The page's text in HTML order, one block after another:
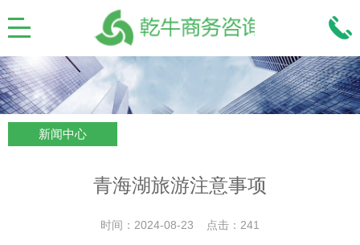
新闻中心
青海湖旅游注意事项
时间：2024-08-23 点击：241